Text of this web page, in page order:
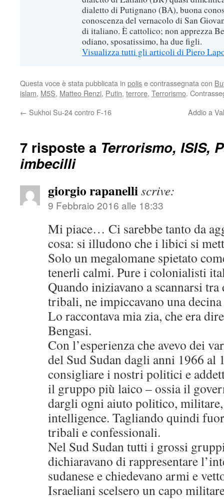
dialetto di Putignano (BA), buona
conoscenza del vernacolo di San
di italiano. È cattolico; non apprezza
odiano, sposatissimo, ha due figli.
Visualizza tutti gli articoli di Piero
Questa voce è stata pubblicata in polise contrassegnata con
islam, M5S, Matteo Renzi, Putin, terrore, Terrorismo.
← Sukhoi Su-24 contro F-16 Addio a
7 risposte a Terrorismo, ISIS,
imbecilli
giorgio rapanelliscrive:
9 Febbraio 2016 alle 18:33
Mi piace… Ci sarebbe tanto da
cosa: si illudono che i libici si
Solo un megalomane spietato
tenerli calmi. Pure i colonialisti
Quando iniziavano a scannarsi
tribali, ne impiccavano una
Lo raccontava mia zia, che era
Bengasi.
Con l’esperienza che avevo dei
del Sud Sudan dagli anni 1966 al
consigliare i nostri politici e
il gruppo più laico – ossia il
dargli ogni aiuto politico,
intelligence. Tagliando quindi
tribali e confessionali.
Nel Sud Sudan tutti i grossi
dichiaravano di rappresentare
sudanese e chiedevano armi e
Israeliani scelsero un capo